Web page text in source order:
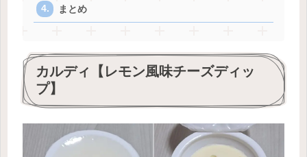
まとめ
カルディ【レモン風味チーズディッ
プ】